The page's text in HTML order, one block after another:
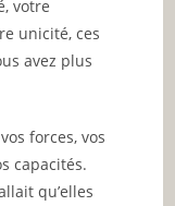
votre
unicité, ces
avez plus
forces, vos
capacités.
qu’elles